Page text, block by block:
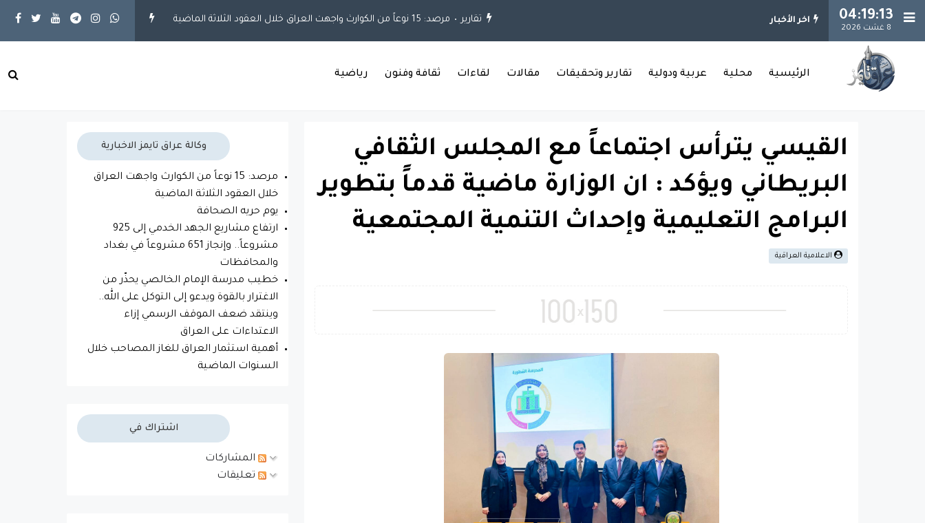
04:19:14
8 غشت 2026
اخر الأخبار مرصد: 15 نوعاً من الكوارث واجهت العراق خلال العقود الثلاثة الماضية مقالات يوم حريه الصحافة محلية
الرئيسية محلية عربية ودولية تقارير وتحقيقات مقالات لقاءات ثقافة وفنون رياضية
القيسي يترأس اجتماعاً مع المجلس الثقافي
البريطاني ويؤكد : ان الوزارة ماضية قدماً بتطوير
البرامج التعليمية وإحداث التنمية المجتمعية
الاعلامية العراقية
وكالة عراق تايمز الاخبارية
مرصد: 15 نوعاً من الكوارث واجهت العراق
خلال العقود الثلاثة الماضية
يوم حريه الصحافة
ارتفاع مشاريع الجهد الخدمي إلى 925
مشروعاً.. وإنجاز 651 مشروعاً في بغداد
والمحافظات
خطيب مدرسة الإمام الخالصي يحذّر من
الاغترار بالقوة ويدعو إلى التوكل على الله..
وينتقد ضعف الموقف الرسمي إزاء
الاعتداءات على العراق
أهمية استثمار العراق للغاز المصاحب خلال
السنوات الماضية
اشتراك في
المشاركات
تعليقات